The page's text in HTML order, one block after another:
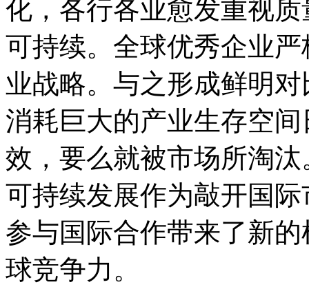
化，各行各业愈发重视
可持续。全球优秀企业
业战略。与之形成鲜明
消耗巨大的产业生存空
效，要么就被市场所淘
可持续发展作为敲开国
参与国际合作带来了新
球竞争力。